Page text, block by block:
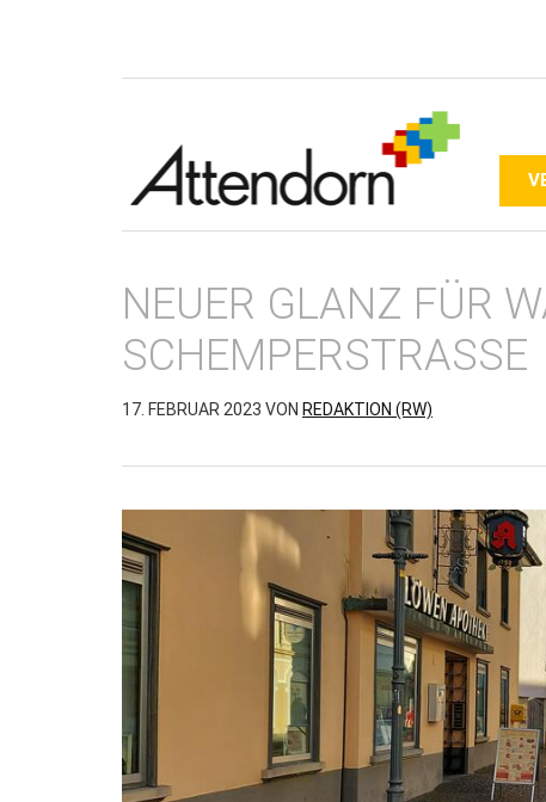
NEUER GLANZ FÜR
CHEMPERSTRASSE
17. FEBRUAR 2023 VON REDAKTION (RW)